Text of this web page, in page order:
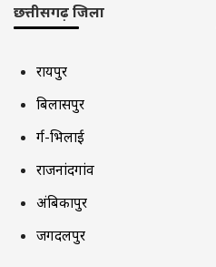
छत्तीसगढ़ जिला
रायपुर
बिलासपुर
दुर्ग-भिलाई
राजनांदगांव
अंबिकापुर
जगदलपुर